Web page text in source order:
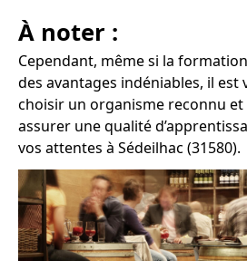
À noter :
Cependant, même si la
des avantages indéniables, il est
choisir un organisme reconnu
assurer une qualité
vos attentes à Sédeilhac (31580).